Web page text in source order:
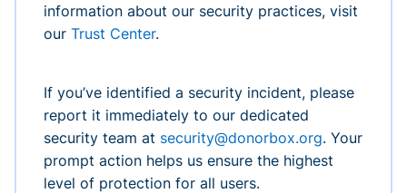
information about our security practices, visit
our Trust Center.
If you’ve identified a security incident, please
report it immediately to our dedicated
security team at security@donorbox.org. Your
prompt action helps us ensure the highest
level of protection for all users.